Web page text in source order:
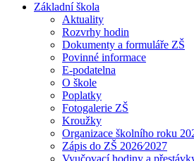
Základní škola
Aktuality
Rozvrhy hodin
Dokumenty a formuláře ZŠ
Povinné informace
E-podatelna
O škole
Poplatky
Fotogalerie ZŠ
Kroužky
Organizace školního roku
Zápis do ZŠ 2026⁄2027
Vyučovací hodiny a